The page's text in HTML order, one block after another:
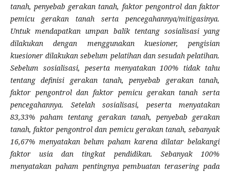
tanah, penyebab gerakan tanah, faktor pengontrol dan faktor
pemicu gerakan tanah serta pencegahannya/mitigasinya.
Untuk mendapatkan umpan balik tentang sosialisasi yang
dilakukan dengan menggunakan kuesioner, pengisian
kuesioner dilakukan sebelum pelatihan dan sesudah pelatihan.
Sebelum sosialisasi, peserta menyatakan 100% tidak tahu
tentang definisi gerakan tanah, penyebab gerakan tanah,
faktor pengontrol dan faktor pemicu gerakan tanah serta
pencegahannya. Setelah sosialisasi, peserta menyatakan
83,33% paham tentang gerakan tanah, penyebab gerakan
tanah, faktor pengontrol dan pemicu gerakan tanah, sebanyak
16,67% menyatakan belum paham karena dilatar belakangi
faktor usia dan tingkat pendidikan. Sebanyak 100%
menyatakan paham pentingnya pembuatan terasering pada